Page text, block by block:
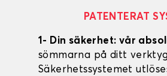
PATENTERAT
1- Din säkerhet: vår
sömmarna på ditt
Säkerhetssystemet